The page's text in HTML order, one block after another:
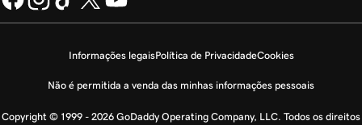
Informações legaisPolítica de PrivacidadeCookies
Não é permitida a venda das minhas informações pessoais
Copyright © 1999 - 2026 GoDaddy Operating Company, LLC. Todos os direitos